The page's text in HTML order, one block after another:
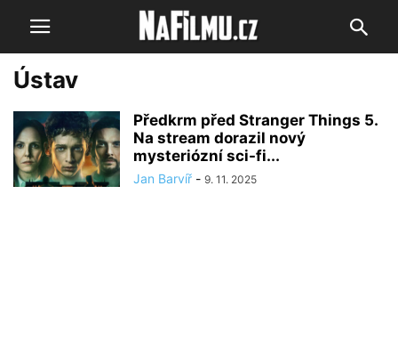
Ústav
Předkrm před Stranger Things 5.
Na stream dorazil nový
mysteriózní sci-fi...
Jan Barvíř - 9. 11. 2025